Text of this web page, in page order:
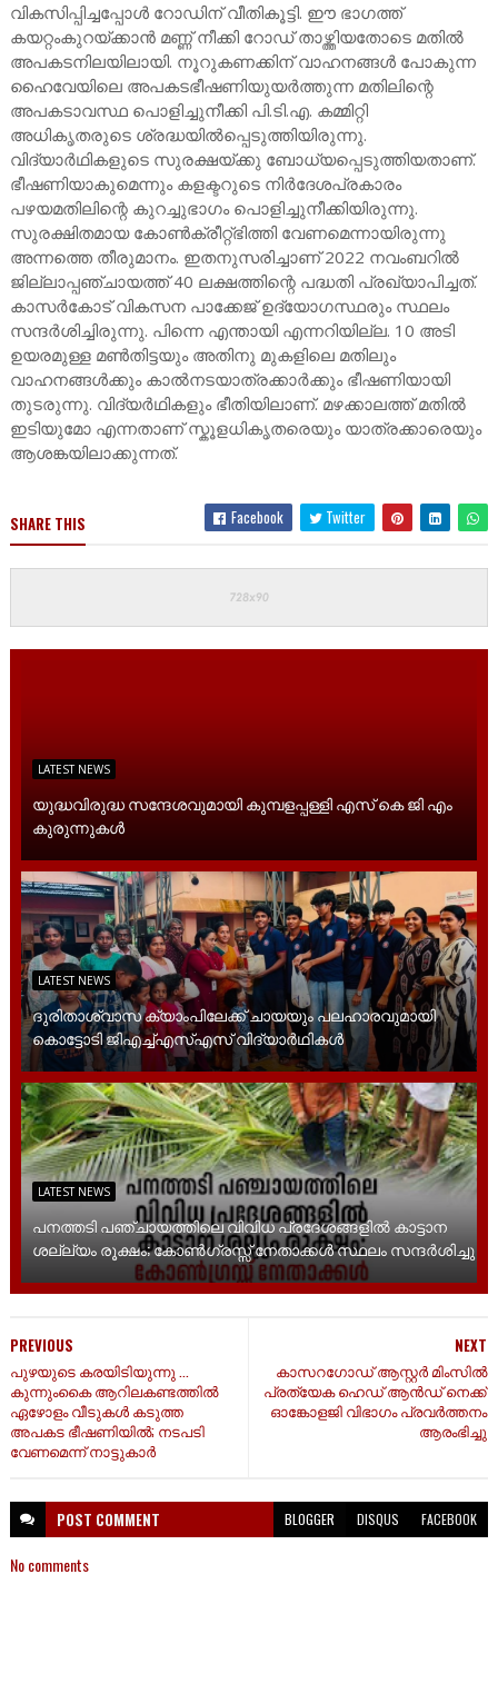
വികസിപ്പിച്ചപ്പോൾ റോഡിന് വീതികൂട്ടി. ഈ ഭാഗത്ത്
കയറ്റംകുറയ്ക്കാൻ മണ്ണ് നീക്കി റോഡ് താഴ്ത്തിയതോടെ മതിൽ
അപകടനിലയിലായി. നൂറുകണക്കിന് വാഹനങ്ങൾ പോകുന്ന
ഹൈവേയിലെ അപകടഭീഷണിയുയർത്തുന്ന മതിലിന്റെ
അപകടാവസ്ഥ പൊളിച്ചുനീക്കി പി.ടി.എ. കമ്മിറ്റി
അധികൃതരുടെ ശ്രദ്ധയിൽപ്പെടുത്തിയിരുന്നു.
വിദ്യാർഥികളുടെ സുരക്ഷയ്ക്കു ബോധ്യപ്പെടുത്തിയതാണ്.
ഭീഷണിയാകുമെന്നും കളക്ടറുടെ നിർദേശപ്രകാരം
പഴയമതിലിന്റെ കുറച്ചുഭാഗം പൊളിച്ചുനീക്കിയിരുന്നു.
സുരക്ഷിതമായ കോൺക്രീറ്റ്ഭിത്തി വേണമെന്നായിരുന്നു
അന്നത്തെ തീരുമാനം. ഇതനുസരിച്ചാണ് 2022 നവംബറിൽ
ജില്ലാപ്പഞ്ചായത്ത് 40 ലക്ഷത്തിന്റെ പദ്ധതി പ്രഖ്യാപിച്ചത്.
കാസർകോട് വികസന പാക്കേജ് ഉദ്യോഗസ്ഥരും സ്ഥലം
സന്ദർശിച്ചിരുന്നു. പിന്നെ എന്തായി എന്നറിയില്ല. 10 അടി
ഉയരമുള്ള മൺതിട്ടയും അതിനു മുകളിലെ മതിലും
വാഹനങ്ങൾക്കും കാൽനടയാത്രക്കാർക്കും ഭീഷണിയായി
തുടരുന്നു. വിദ്യർഥികളും ഭീതിയിലാണ്. മഴക്കാലത്ത് മതിൽ
ഇടിയുമോ എന്നതാണ് സ്കൂളധികൃതരെയും യാത്രക്കാരെയും
ആശങ്കയിലാക്കുന്നത്.
SHARE THIS Facebook Twitter
LATEST NEWS
യുദ്ധവിരുദ്ധ സന്ദേശവുമായി കുമ്പളപ്പള്ളി എസ് കെ ജി എം
കുരുന്നുകൾ
LATEST NEWS
ദുരിതാശ്വാസ ക്യാംപിലേക്ക് ചായയും പലഹാരവുമായി
കൊട്ടോടി ജിഎച്ച്എസ്എസ് വിദ്യാർഥികൾ
LATEST NEWS
പനത്തടി പഞ്ചായത്തിലെ വിവിധ പ്രദേശങ്ങളിൽ കാട്ടാന
ശല്ല്യം രൂക്ഷം; കോൺഗ്രസ്സ് നേതാക്കൾ സ്ഥലം സന്ദർശിച്ചു
NEXT
കാസറഗോഡ് ആസ്റ്റർ മിംസിൽ
പ്രത്യേക ഹെഡ് ആൻഡ് നെക്ക്
ഓങ്കോളജി വിഭാഗം പ്രവർത്തനം
ആരംഭിച്ചു
PREVIOUS
പുഴയുടെ കരയിടിയുന്നു ...
കുന്നുംകൈ ആറിലകണ്ടത്തിൽ
ഏഴോളം വീടുകൾ കടുത്ത
അപകട ഭീഷണിയിൽ; നടപടി
വേണമെന്ന് നാട്ടുകാർ
POST COMMENT BLOGGER DISQUS FACEBOOK
No comments